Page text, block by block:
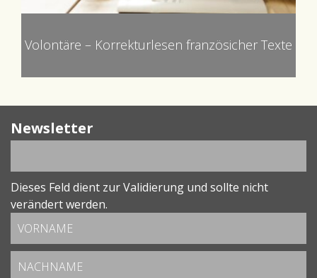
Volontäre – Korrekturlesen französicher Texte
Newsletter
Dieses Feld dient zur Validierung und sollte nicht
verändert werden.